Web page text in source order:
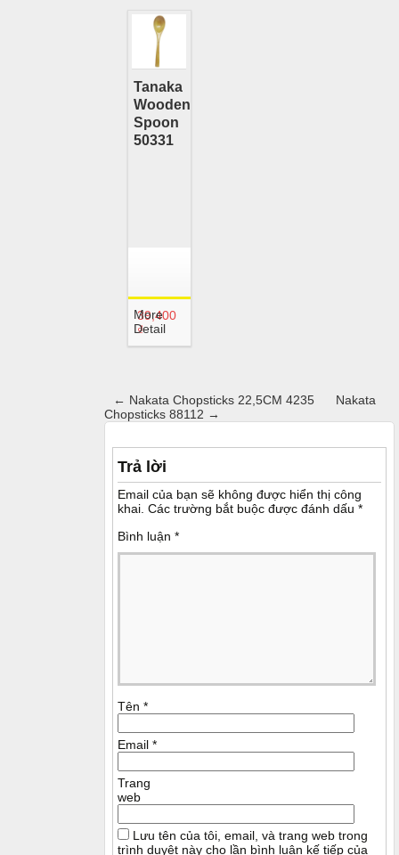
Tanaka
Wooden
Spoon
50331
39,400
₫
More
Detail
← Nakata Chopsticks 22,5CM 4235
Nakata
Chopsticks 88112 →
Trả lời
Email của bạn sẽ không được hiển thị công
khai. Các trường bắt buộc được đánh dấu *
Bình luận *
Tên *
Email *
Trang
web
Lưu tên của tôi, email, và trang web trong
trình duyệt này cho lần bình luận kế tiếp của